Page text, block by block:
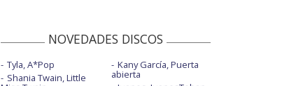
NOVEDADES DISCOS
Tyla, A*Pop
Shania Twain, Little
Kany García, Puerta
abierta